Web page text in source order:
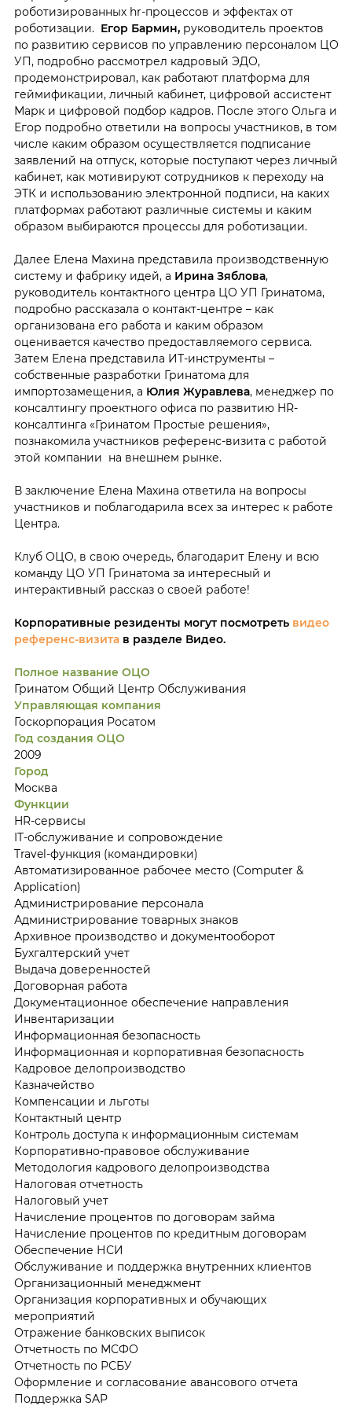
роботизированных hr-процессов и эффектах от
роботизации. Егор Бармин,руководитель проектов
по развитию сервисов по управлению персоналом ЦО
УП, подробно рассмотрел кадровый ЭДО,
продемонстрировал, как работают платформа для
геймификации, личный кабинет, цифровой ассистент
Марк и цифровой подбор кадров. После этого Ольга и
Егор подробно ответили на вопросы участников, в том
числе каким образом осуществляется подписание
заявлений на отпуск, которые поступают через личный
кабинет, как мотивируют сотрудников к переходу на
ЭТК и использованию электронной подписи, на каких
платформах работают различные системы и каким
образом выбираются процессы для роботизации.
Далее Елена Махина представила производственную
систему и фабрику идей, а Ирина Зяблова,
руководитель контактного центра ЦО УП Гринатома,
подробно рассказала о контакт-центре – как
организована его работа и каким образом
оценивается качество предоставляемого сервиса.
Затем Елена представила ИТ-инструменты –
собственные разработки Гринатома для
импортозамещения, а Юлия Журавлева, менеджер по
консалтингу проектного офиса по развитию HR-
консалтинга «Гринатом Простые решения»,
познакомила участников референс-визита с работой
этой компании на внешнем рынке.
В заключение Елена Махина ответила на вопросы
участников и поблагодарила всех за интерес к работе
Центра.
Клуб ОЦО, в свою очередь, благодарит Елену и всю
команду ЦО УП Гринатома за интересный и
интерактивный рассказ о своей работе!
Корпоративные резиденты могут посмотреть видео
референс-визитав разделе Видео.
Полное название ОЦО
Гринатом Общий Центр Обслуживания
Управляющая компания
Госкорпорация Росатом
Год создания ОЦО
2009
Город
Москва
Функции
HR-сервисы
IT-обслуживание и сопровождение
Travel-функция (командировки)
Автоматизированное рабочее место (Computer &
Application)
Администрирование персонала
Администрирование товарных знаков
Архивное производство и документооборот
Бухгалтерский учет
Выдача доверенностей
Договорная работа
Документационное обеспечение направления
Инвентаризации
Информационная безопасность
Информационная и корпоративная безопасность
Кадровое делопроизводство
Казначейство
Компенсации и льготы
Контактный центр
Контроль доступа к информационным системам
Корпоративно-правовое обслуживание
Методология кадрового делопроизводства
Налоговая отчетность
Налоговый учет
Начисление процентов по договорам займа
Начисление процентов по кредитным договорам
Обеспечение НСИ
Обслуживание и поддержка внутренних клиентов
Организационный менеджмент
Организация корпоративных и обучающих
мероприятий
Отражение банковских выписок
Отчетность по МСФО
Отчетность по РСБУ
Оформление и согласование авансового отчета
Поддержка SAP